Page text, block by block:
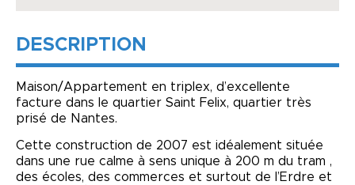
DESCRIPTION
Maison/Appartement en triplex, d’excellente
facture dans le quartier Saint Felix, quartier très
prisé de Nantes.
Cette construction de 2007 est idéalement située
dans une rue calme à sens unique à 200 m du tram ,
des écoles, des commerces et surtout de l’Erdre et